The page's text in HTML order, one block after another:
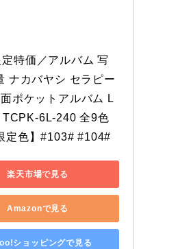
特価／アルバム 写
ナカバヤシ セラピー
ポケットアルバム L
TCPK-6L-240 全9色
定色】#103# #104#
楽天市場で見る
Amazonで見る
ショッピングで見る